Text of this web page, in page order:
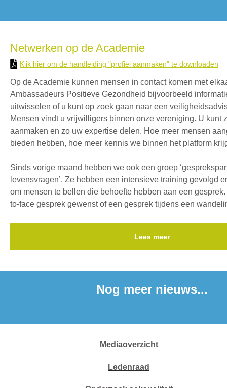
Netwerken op de Academie
Klik hier om de handleiding "profiel aanmaken" te downloaden
Op de Academie kunnen mensen in contact komen met
Ambassadeurs Positieve Gezondheid bijvoorbeeld
uitwisselen of u kunt op zoek gaan naar een
Mensen vindt u vrijwilligers binnen onze vereniging. U kunt
aanmaken en zo uw expertise delen. Hoe meer mensen
bieden hebben, hoe meer kennis we binnen het platform
Sinds vorige maand hebben we ook een groep
levensvragen’. Ze hebben een intensieve training gevolgd
om mensen te bellen die behoefte hebben aan een
to-face gesprek gewenst of een gesprek tijdens een
Lees meer
Nog meer nieuws...
Mediaoverzicht
Ledenraad